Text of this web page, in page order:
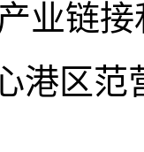
业链
港区